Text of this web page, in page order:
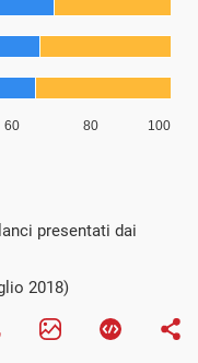
presentati dai
2018)